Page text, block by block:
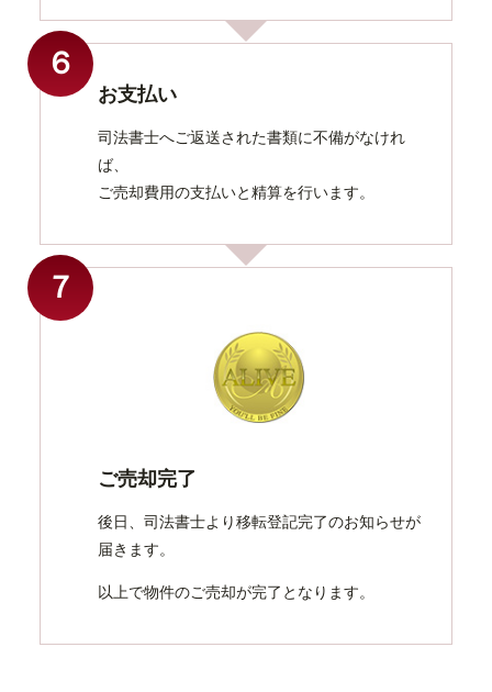
６
お支払い
司法書士へご返送された書類に不備がなけれ
ば、
ご売却費用の支払いと精算を行います。
７
ご売却完了
後日、司法書士より移転登記完了のお知らせが
届きます。
以上で物件のご売却が完了となります。